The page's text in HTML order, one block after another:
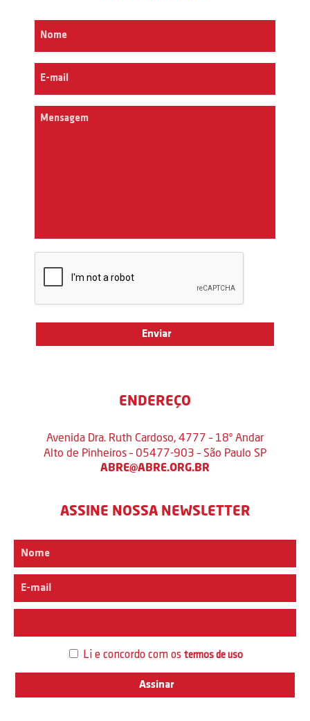
ENDEREÇO
Avenida Dra. Ruth Cardoso, 4777 – 18º Andar
Alto de Pinheiros – 05477-903 – São Paulo SP
ABRE@ABRE.ORG.BR
ASSINE NOSSA NEWSLETTER
Li e concordo com os termos de uso